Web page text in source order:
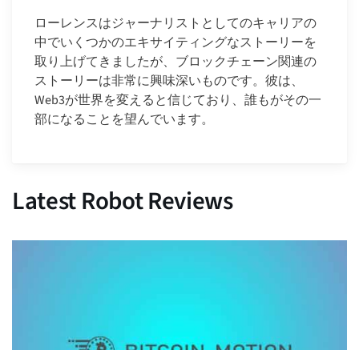
ローレンスはジャーナリストとしてのキャリアの
中でいくつかのエキサイティングなストーリーを
取り上げてきましたが、ブロックチェーン関連の
ストーリーは非常に興味深いものです。彼は、
Web3が世界を変えると信じており、誰もがその一
部になることを望んでいます。
Latest Robot Reviews